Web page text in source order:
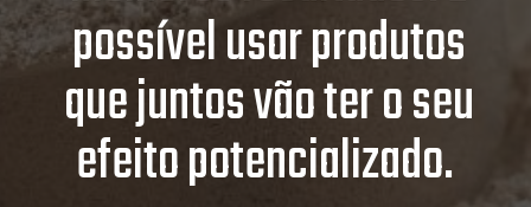
possível usar produtos
que juntos vão ter o seu
efeito potencializado.